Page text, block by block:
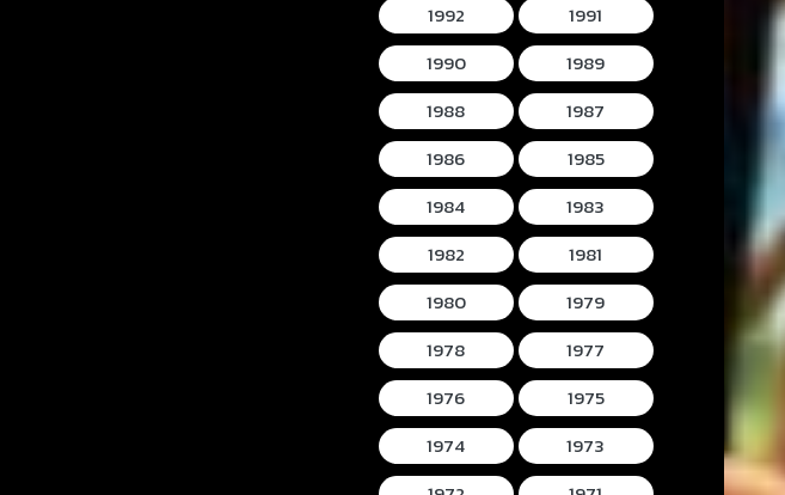
1992
1991
1990
1989
1988
1987
1986
1985
1984
1983
1982
1981
1980
1979
1978
1977
1976
1975
1974
1973